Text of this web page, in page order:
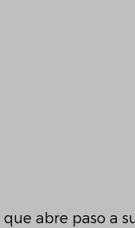
que abre paso a